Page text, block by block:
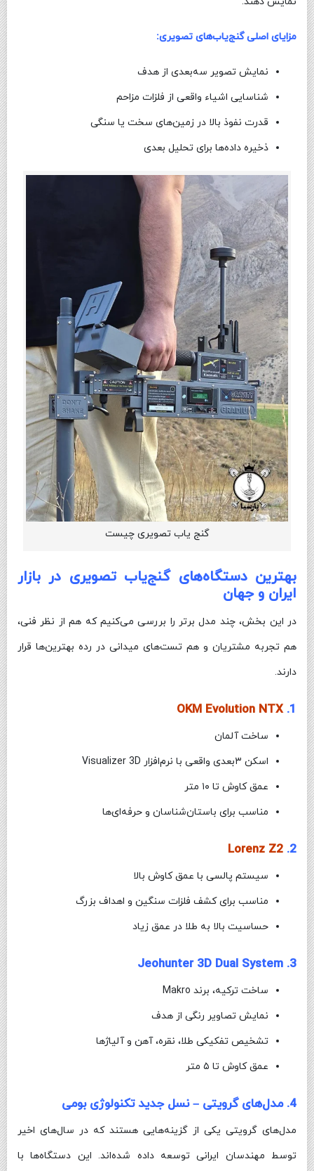
مزایای اصلی گنج‌یاب‌های تصویری:
نمایش تصویر سه‌بعدی از هدف
شناسایی اشیاء واقعی از فلزات مزاحم
قدرت نفوذ بالا در زمین‌های سخت یا سنگی
ذخیره داده‌ها برای تحلیل بعدی
گنج یاب تصویری چیست
بهترین دستگاه‌های گنج‌یاب تصویری در بازار
ایران و جهان
در این بخش، چند مدل برتر را بررسی می‌کنیم که هم از نظر فنی،
هم تجربه مشتریان و هم تست‌های میدانی در رده بهترین‌ها قرار
دارند.
1.
OKM Evolution NTX
ساخت آلمان
اسکن ۳بعدی واقعی با نرم‌افزار Visualizer 3D
عمق کاوش تا ۱۰ متر
مناسب برای باستان‌شناسان و حرفه‌ای‌ها
2.
Lorenz Z2
سیستم پالسی با عمق کاوش بالا
مناسب برای کشف فلزات سنگین و اهداف بزرگ
حساسیت بالا به طلا در عمق زیاد
3. Jeohunter 3D Dual System
ساخت ترکیه، برند Makro
نمایش تصاویر رنگی از هدف
تشخیص تفکیکی طلا، نقره، آهن و آلیاژها
عمق کاوش تا ۵ متر
4. مدل‌های گرویتی – نسل جدید تکنولوژی بومی
مدل‌های گرویتی یکی از گزینه‌هایی هستند که در سال‌های اخیر
توسط مهندسان ایرانی توسعه داده شده‌اند. این دستگاه‌ها با